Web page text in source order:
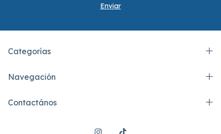
Categorías
Navegación
Contactános